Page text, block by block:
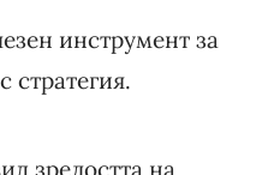
инструмент за
стратегия.
зрелостта на